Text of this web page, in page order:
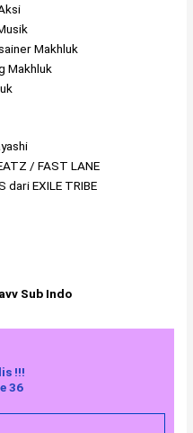
Makhluk
Makhluk
/ FAST LANE
dari EXILE TRIBE
Sub Indo
!!!
36